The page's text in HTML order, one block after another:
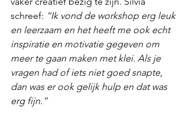
schreef: “Ik vond de workshop erg leuk
en leerzaam en het heeft me ook echt
inspiratie en motivatie gegeven om
meer te gaan maken met klei. Als je
vragen had of iets niet goed snapte,
dan was er ook gelijk hulp en dat was
erg fijn.”